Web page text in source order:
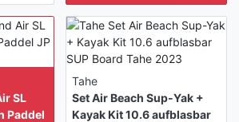
SL
Paddel
Tahe
Set Air Beach Sup-Yak +
Kayak Kit 10.6 aufblasbar